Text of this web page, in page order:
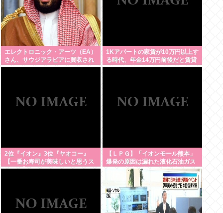
エレクトロニック・アーツ（EA）
さん、サウジアラビアに買収され
てしまう。これはハラールゲーム
1Kアパートの家賃が10万円以上す
る時代、年金14万円前後だと賃貸
の人は無理じゃね？
2位『イオン』3位『ヤオコー』
【一番お寿司が美味しいと思うス
ーパー】300名が選ぶ1位に
【ＬＰＧ】「イオンモール熊本」
爆発の原因は漏れた液化石油ガス
か…経産省、全国の大規模施設で
ガス供給設備の点検要請